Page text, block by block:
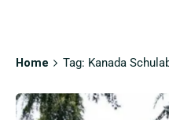
Home Tag: Kanada